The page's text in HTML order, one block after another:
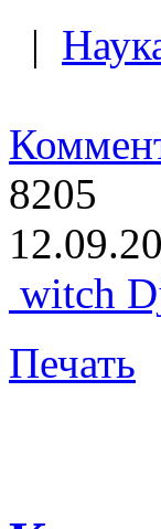
|
8205
witch
Печать